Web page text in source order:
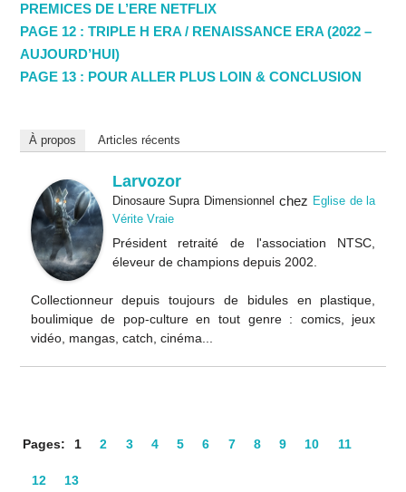
PREMICES DE L’ERE NETFLIX
PAGE 12 : TRIPLE H ERA / RENAISSANCE ERA (2022 –
AUJOURD’HUI)
PAGE 13 : POUR ALLER PLUS LOIN & CONCLUSION
À propos Articles récents
Larvozor
Dinosaure Supra Dimensionnel chez Eglise de la
Vérite Vraie
Président retraité de l'association NTSC,
éleveur de champions depuis 2002.
Collectionneur depuis toujours de bidules en plastique,
boulimique de pop-culture en tout genre : comics, jeux
vidéo, mangas, catch, cinéma...
Pages: 1 2 3 4 5 6 7 8 9 10 11
12 13